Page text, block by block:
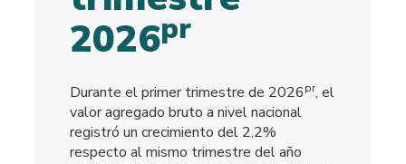
2026pr
Durante el primer trimestre de 2026pr, el
valor agregado bruto a nivel nacional
registró un crecimiento del 2,2%
respecto al mismo trimestre del año